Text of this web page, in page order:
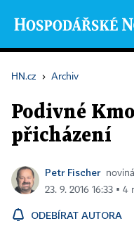
HN.cz › Archiv
Podivné
přicházení
Petr Fischer
23. 9. 2016 16:33 ▪ 4
ODEBÍRAT AUTORA